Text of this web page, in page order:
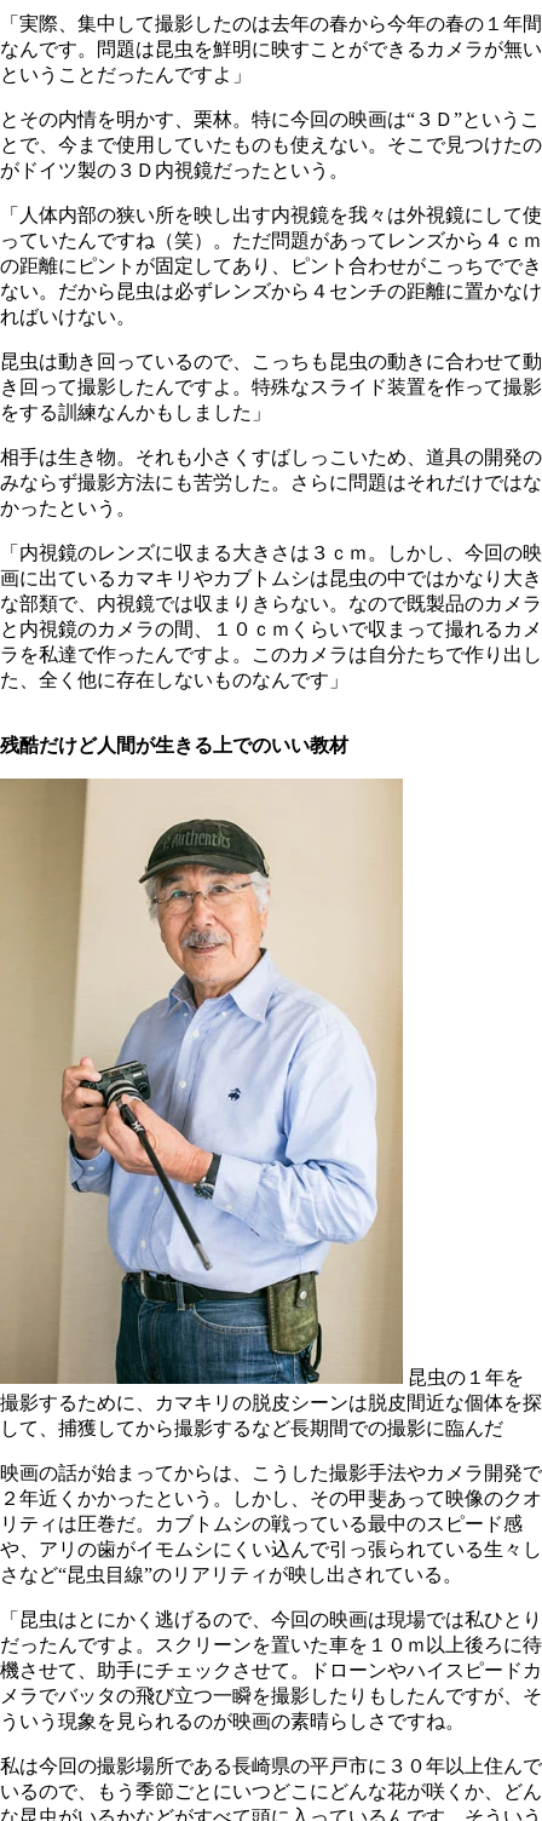
「実際、集中して撮影したのは去年の春から今年の春の１年間
なんです。問題は昆虫を鮮明に映すことができるカメラが無い
ということだったんですよ」
とその内情を明かす、栗林。特に今回の映画は“３Ｄ”というこ
とで、今まで使用していたものも使えない。そこで見つけたの
がドイツ製の３Ｄ内視鏡だったという。
「人体内部の狭い所を映し出す内視鏡を我々は外視鏡にして使
っていたんですね（笑）。ただ問題があってレンズから４ｃｍ
の距離にピントが固定してあり、ピント合わせがこっちででき
ない。だから昆虫は必ずレンズから４センチの距離に置かなけ
ればいけない。
昆虫は動き回っているので、こっちも昆虫の動きに合わせて動
き回って撮影したんですよ。特殊なスライド装置を作って撮影
をする訓練なんかもしました」
相手は生き物。それも小さくすばしっこいため、道具の開発の
みならず撮影方法にも苦労した。さらに問題はそれだけではな
かったという。
「内視鏡のレンズに収まる大きさは３ｃｍ。しかし、今回の映
画に出ているカマキリやカブトムシは昆虫の中ではかなり大き
な部類で、内視鏡では収まりきらない。なので既製品のカメラ
と内視鏡のカメラの間、１０ｃｍくらいで収まって撮れるカメ
ラを私達で作ったんですよ。このカメラは自分たちで作り出し
た、全く他に存在しないものなんです」
残酷だけど人間が生きる上でのいい教材
昆虫の１年を
撮影するために、カマキリの脱皮シーンは脱皮間近な個体を探
して、捕獲してから撮影するなど長期間での撮影に臨んだ
映画の話が始まってからは、こうした撮影手法やカメラ開発で
２年近くかかったという。しかし、その甲斐あって映像のクオ
リティは圧巻だ。カブトムシの戦っている最中のスピード感
や、アリの歯がイモムシにくい込んで引っ張られている生々し
さなど“昆虫目線”のリアリティが映し出されている。
「昆虫はとにかく逃げるので、今回の映画は現場では私ひとり
だったんですよ。スクリーンを置いた車を１０ｍ以上後ろに待
機させて、助手にチェックさせて。ドローンやハイスピードカ
メラでバッタの飛び立つ一瞬を撮影したりもしたんですが、そ
ういう現象を見られるのが映画の素晴らしさですね。
私は今回の撮影場所である長崎県の平戸市に３０年以上住んで
いるので、もう季節ごとにいつどこにどんな花が咲くか、どん
な昆虫がいるかなどがすべて頭に入っているんです。そういう